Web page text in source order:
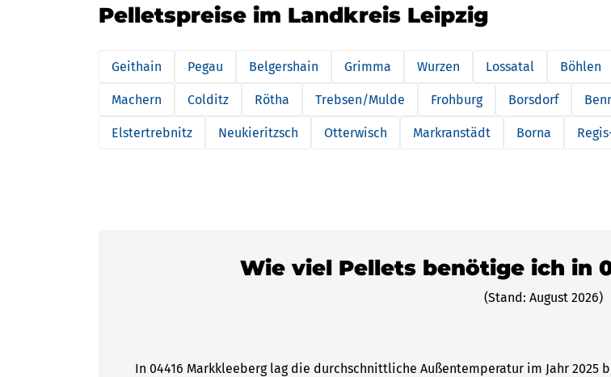
Pelletspreise im Landkreis Leipzig
Geithain Pegau Belgershain Grimma Wurzen Lossatal Böhlen
Machern Colditz Rötha Trebsen/Mulde Frohburg Borsdorf
Elstertrebnitz Neukieritzsch Otterwisch Markranstädt Borna
Wie viel Pellets benötige ich in
(Stand: August 2026)
In 04416 Markkleeberg lag die durchschnittliche Außentemperatur im Jahr 2025